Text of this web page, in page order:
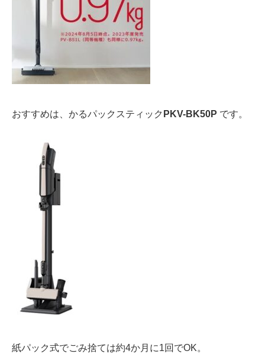
おすすめは、かるパックスティック PKV-BK50P です。
紙パック式でごみ捨ては約4か月に1回 でOK。